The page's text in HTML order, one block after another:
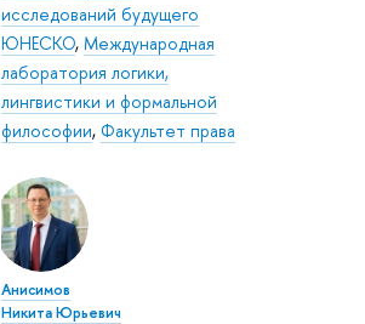
исследований будущего
ЮНЕСКО, Международная
лаборатория логики,
лингвистики и формальной
философии,Факультет права
Анисимов
Никита Юрьевич